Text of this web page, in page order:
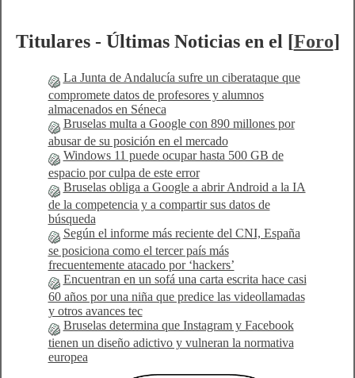
Titulares - Últimas Noticias en el [Foro]
La Junta de Andalucía sufre un ciberataque que
compromete datos de profesores y alumnos
almacenados en Séneca
Bruselas multa a Google con 890 millones por
abusar de su posición en el mercado
Windows 11 puede ocupar hasta 500 GB de
espacio por culpa de este error
Bruselas obliga a Google a abrir Android a la IA
de la competencia y a compartir sus datos de
búsqueda
Según el informe más reciente del CNI, España
se posiciona como el tercer país más
frecuentemente atacado por ‘hackers’
Encuentran en un sofá una carta escrita hace casi
60 años por una niña que predice las videollamadas
y otros avances tec
Bruselas determina que Instagram y Facebook
tienen un diseño adictivo y vulneran la normativa
europea